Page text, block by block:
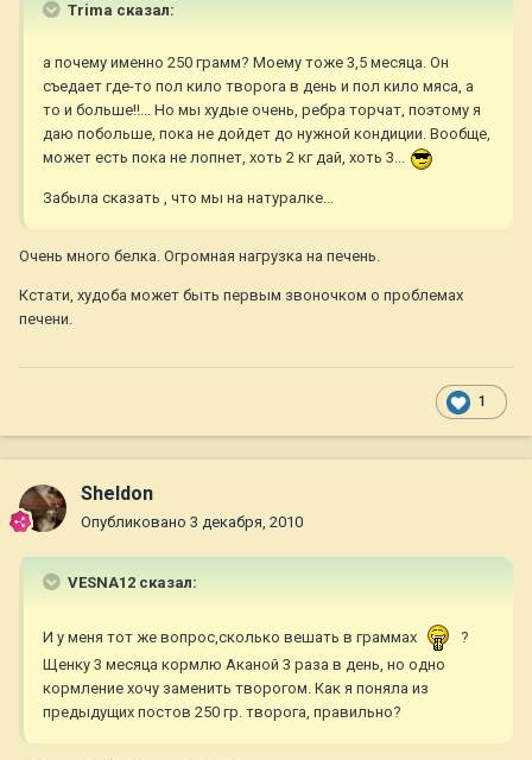
Trima сказал:
а почему именно 250 грамм? Моему тоже 3,5 месяца. Он
съедает где-то пол кило творога в день и пол кило мяса, а
то и больше!!... Но мы худые очень, ребра торчат, поэтому я
даю побольше, пока не дойдет до нужной кондиции. Вообще,
может есть пока не лопнет, хоть 2 кг дай, хоть 3...
Забыла сказать , что мы на натуралке...
Очень много белка. Огромная нагрузка на печень.
Кстати, худоба может быть первым звоночком о проблемах
печени.
1
Sheldon
Опубликовано 3 декабря, 2010
VESNA12 сказал:
И у меня тот же вопрос,сколько вешать в граммах
?
Щенку 3 месяца кормлю Аканой 3 раза в день, но одно
кормление хочу заменить творогом. Как я поняла из
предыдущих постов 250 гр. творога, правильно?